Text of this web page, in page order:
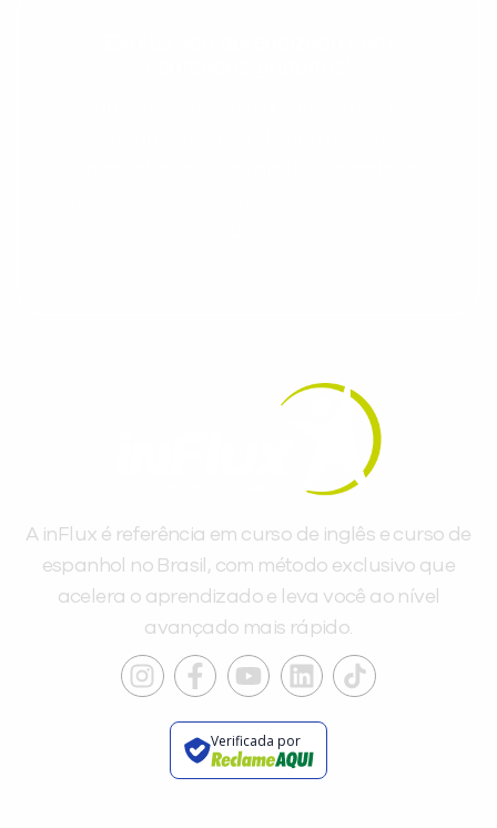
A inFlux é referência em curso de inglês e curso de
espanhol no Brasil, com método exclusivo que
acelera o aprendizado e leva você ao nível
avançado mais rápido.
Verificada por